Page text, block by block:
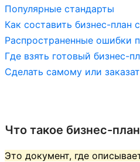
Популярные стандарты
Как составить бизнес-план
Распространенные ошибки
Где взять готовый бизнес-
Сделать самому или
Что такое бизнес-план
Это документ, где